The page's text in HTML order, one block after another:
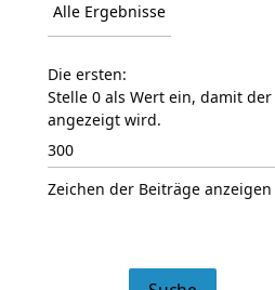
Die ersten:
Stelle 0 als Wert ein, damit
angezeigt wird.
Zeichen der Beiträge anzeigen